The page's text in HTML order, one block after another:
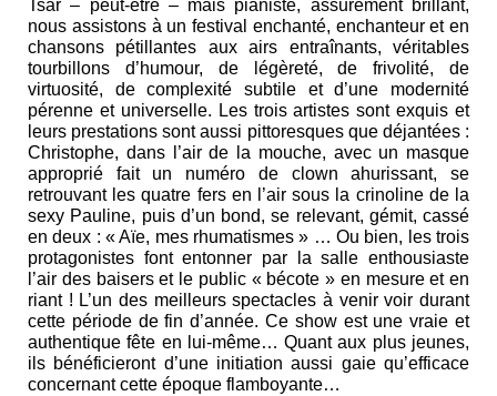
Tsar – peut-être – mais pianiste, assurément brillant,
nous assistons à un festival enchanté, enchanteur et en
chansons pétillantes aux airs entraînants, véritables
tourbillons d’humour, de légèreté, de frivolité, de
virtuosité, de complexité subtile et d’une modernité
pérenne et universelle. Les trois artistes sont exquis et
leurs prestations sont aussi pittoresques que déjantées :
Christophe, dans l’air de la mouche, avec un masque
approprié fait un numéro de clown ahurissant, se
retrouvant les quatre fers en l’air sous la crinoline de la
sexy Pauline, puis d’un bond, se relevant, gémit, cassé
en deux : « Aïe, mes rhumatismes » … Ou bien, les trois
protagonistes font entonner par la salle enthousiaste
l’air des baisers et le public « bécote » en mesure et en
riant ! L’un des meilleurs spectacles à venir voir durant
cette période de fin d’année. Ce show est une vraie et
authentique fête en lui-même… Quant aux plus jeunes,
ils bénéficieront d’une initiation aussi gaie qu’efficace
concernant cette époque flamboyante…